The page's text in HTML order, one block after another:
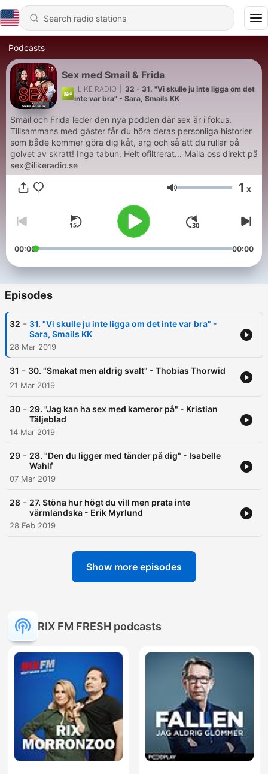
Podcasts
Sex med Smail & Frida
I LIKE RADIO
32 - 31. "Vi skulle ju inte ligga om det
inte var bra" - Sara, Smails KK
Smail och Frida leder den nya podden där sex är i fokus.
Tillsammans med gäster får du höra deras personliga historier
som både kommer göra dig kåt, arg och så att du rullar på
golvet av skratt! Inga tabun. Helt ofiltrerat... Maila oss direkt på
sex@ilikeradio.se
Volume 1 x
00:00 00:00
Episodes
32 - 31. "Vi skulle ju inte ligga om det inte var bra" -
Sara, Smails KK
28 Mar 2019
31 - 30. "Smakat men aldrig svalt" - Thobias Thorwid
21 Mar 2019
30 - 29. "Jag kan ha sex med kameror på" - Kristian
Täljeblad
14 Mar 2019
29 - 28. "Den du ligger med tänder på dig" - Isabelle
Wahlf
07 Mar 2019
28 - 27. Stöna hur högt du vill men prata inte
värmländska - Erik Myrlund
28 Feb 2019
Show more episodes
RIX FM FRESH podcasts